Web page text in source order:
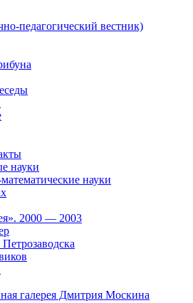
педагогический вестник)
науки
науки
2000 — 2003
галерея Дмитрия Москина